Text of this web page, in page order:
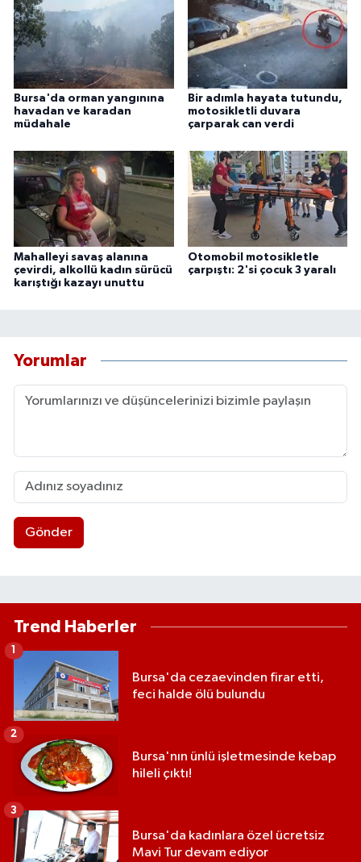
Bursa'da orman yangınına
havadan ve karadan
müdahale
Bir adımla hayata tutundu,
motosikletli duvara
çarparak can verdi
Mahalleyi savaş alanına
çevirdi, alkollü kadın sürücü
karıştığı kazayı unuttu
Otomobil motosikletle
çarpıştı: 2'si çocuk 3 yaralı
Yorumlar
Gönder
Trend Haberler
Bursa'da cezaevinden firar etti,
feci halde ölü bulundu
Bursa'nın ünlü işletmesinde kebap
hileli çıktı!
2
Bursa'da kadınlara özel ücretsiz
Mavi Tur devam ediyor
3